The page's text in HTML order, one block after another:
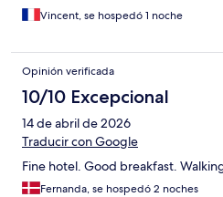
Vincent, se hospedó 1 noche
Opinión verificada
10/10 Excepcional
14 de abril de 2026
Traducir con Google
Fine hotel. Good breakfast.
Fernanda, se hospedó 2 noches